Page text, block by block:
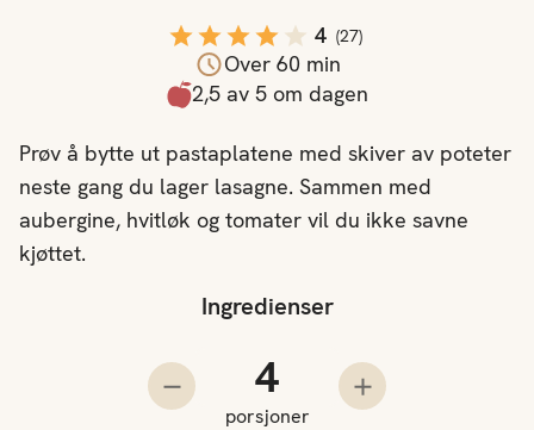
Ingredienser
Trekk fra en porsjon
Antall porsjoner
porsjoner
Legg til en
4 (27)
Over 60 min
2,5 av 5 om dagen
Prøv å bytte ut pastaplatene med skiver av poteter
neste gang du lager lasagne. Sammen med
aubergine, hvitløk og tomater vil du ikke savne
kjøttet.